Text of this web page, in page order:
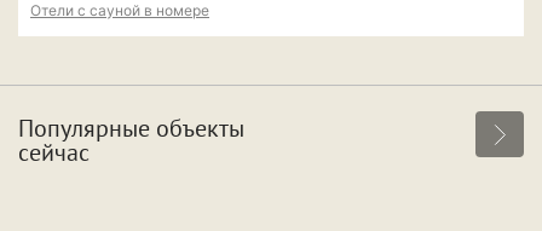
Собственная парковка
Отели с сауной в номере
Популярные объекты
сейчас